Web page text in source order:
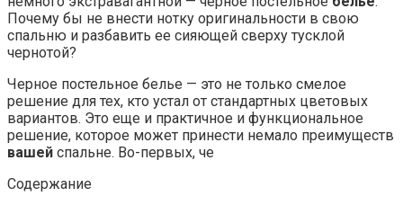
Почему бы не внести нотку оригинальности в свою
спальню и разбавить ее сияющей сверху тусклой
чернотой?
Черное постельное белье — это не только смелое
решение для тех, кто устал от стандартных цветовых
вариантов. Это еще и практичное и функциональное
решение, которое может принести немало преимуществ
вашей спальне. Во-первых, че
Содержание